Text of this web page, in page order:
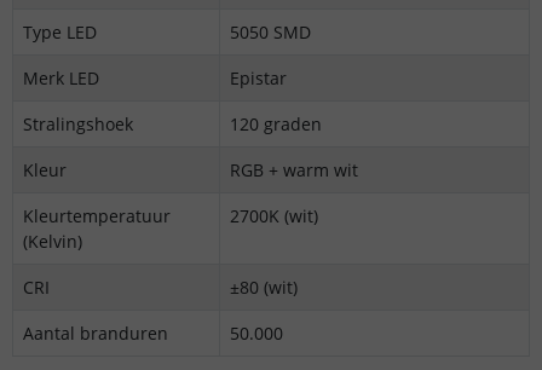
Type LED
5050 SMD
Merk LED
Epistar
Stralingshoek
120 graden
Kleur
RGB + warm wit
Kleurtemperatuur
(Kelvin)
2700K (wit)
CRI
±80 (wit)
Aantal branduren
50.000